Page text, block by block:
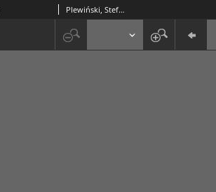
Plewiński, Stefan (1866-19..).